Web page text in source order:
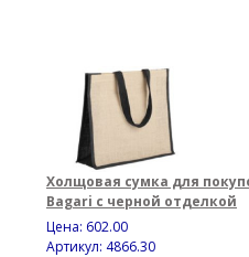
Холщовая сумка для
Bagari с черной отделкой
Цена: 602.00
Артикул: 4866.30